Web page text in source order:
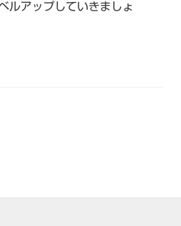
ルアップしていきましょ